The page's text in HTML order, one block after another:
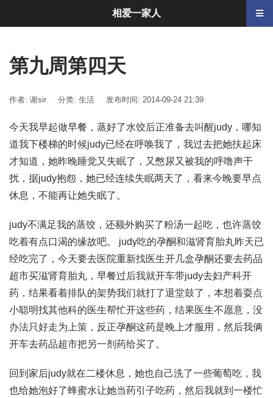
第九周第四天
作者: 谢sir 分类: 生活 发布时间: 2014-09-24 21:39
今天我早起做早餐，蒸好了水饺后正准备去叫醒judy，哪知
道我下楼梯的时候judy已经在呼唤我了，我过去把她扶起床
才知道，她昨晚睡觉又失眠了，又憋尿又被我的呼噜声干
扰，据judy抱怨，她已经连续失眠两天了，看来今晚要早点
休息，不能再让她失眠了。
judy不满足我的蒸饺，还额外购买了粉汤一起吃，也许蒸饺
吃着有点口渴的缘故吧。 judy吃的孕酮和滋肾育胎丸昨天已
经吃完了，今天要去医院重新找医生开几盒孕酮还要去药品
超市买滋肾育胎丸，早餐过后我就开车带judy去妇产科开
药，结果看着排队的架势我们就打了退堂鼓了，本想着耍点
小聪明找其他科的医生帮忙开这些药，结果医生不愿意，没
办法只好走为上策，反正孕酮这药是晚上才服用，然后我俩
开车去药品超市把另一剂药给买了。
回到家后judy就在二楼休息，她也自己洗了一些葡萄吃，我
也给她泡好了蜂蜜水让她当药引子吃药，然后我就到一楼忙
相爱一家人